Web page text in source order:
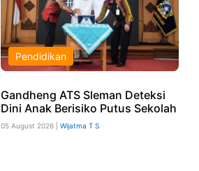
Pendidikan
Gandheng ATS Sleman Deteksi
Dini Anak Berisiko Putus Sekolah
05 August 2026 | Wijatma T S